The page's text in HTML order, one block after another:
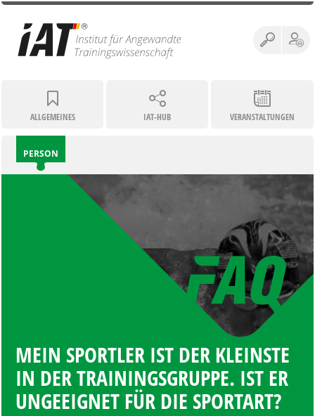
ALLGEMEINES IAT-HUB VERANSTALTUNGEN
PERSON
MEIN SPORTLER IST DER KLEINSTE
IN DER TRAININGSGRUPPE. IST ER
UNGEEIGNET FÜR DIE SPORTART?